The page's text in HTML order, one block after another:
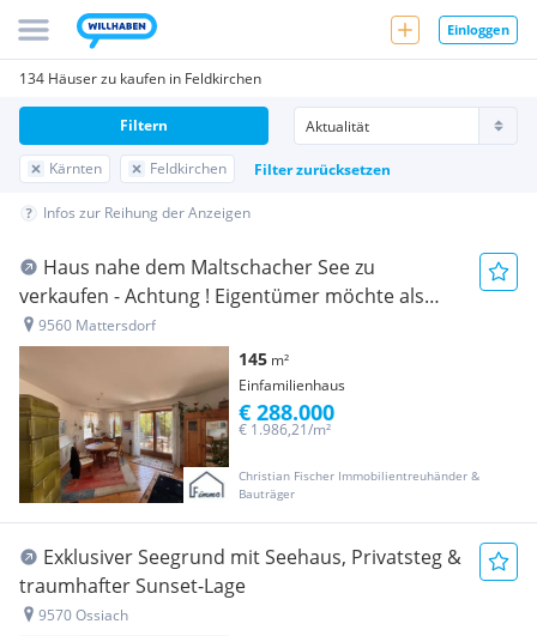
Einloggen
134 Häuser zu kaufen in Feldkirchen
Kärnten Feldkirchen Filter zurücksetzen
Filtern
Infos zur Reihung der Anzeigen
Haus nahe dem Maltschacher See zu
verkaufen - Achtung ! Eigentümer möchte als
Mieter im Haus bleiben
9560 Mattersdorf
145 m²
Einfamilienhaus
Christian Fischer Immobilientreuhänder &
Bauträger
€ 1.986,21/m²
€ 288.000
Exklusiver Seegrund mit Seehaus, Privatsteg &
traumhafter Sunset-Lage
9570 Ossiach